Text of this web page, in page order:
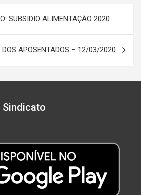
SUBSIDIO ALIMENTAÇÃO 2020
DOS APOSENTADOS – 12/03/2020
Sindicato